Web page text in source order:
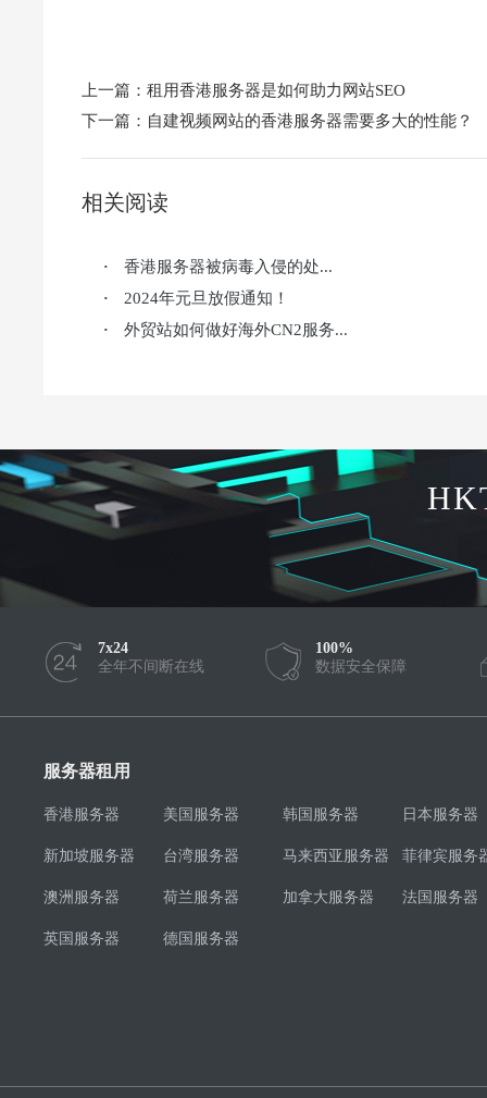
上一篇： 租用香港服务器是如何助力网站SEO
下一篇： 自建视频网站的香港服务器需要多大的性能？
相关阅读
· 香港服务器被病毒入侵的处...
· 2024年元旦放假通知！
· 外贸站如何做好海外CN2服务...
7x24
全年不间断在线
100%
数据安全保障
服务器租用
香港服务器 美国服务器 韩国服务器 日本服务器
新加坡服务器 台湾服务器 马来西亚服务器 菲律宾服务
澳洲服务器 荷兰服务器 加拿大服务器 法国服务器
英国服务器 德国服务器